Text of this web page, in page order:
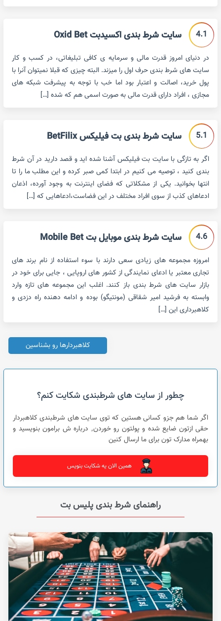
4.1 سایت شرط بندی اکسیدبت Oxid Bet
در دنیای امروز قدرت مالی و سرمایه ی کافی تبلیغاتی، در کسب و کار
سایت های شرط بندی حرف اول را میزند. البته چیزی که قبلا نمیتوان آنرا با
پول خرید، اصالت و اعتبار بود اما خب با توجه به پیشرفت شبکه های
مجازی ، افراد دارای قدرت مالی به صورت اسمی هم که شده […]
5.1 سایت شرط بندی بت فیلیکس BetFilix
اگر به تازگی با سایت بت فیلیکس آشنا شده اید و قصد دارید در آن شرط
بندی کنید ، توصیه می کنیم در ابتدا کمی صبر کرده و این مطلب ما را تا
انتها بخوانید. یکی از مشکلاتی که فضای اینترنت به وجود آورده، اذعان
ادعاهای کذب از سوی افراد مختلف در این فضاست،ادعاهایی که […]
4.6 سایت شرط بندی موبایل بت Mobile Bet
امروزه مجموعه های زیادی سعی دارند با سوء استفاده از نام برند های
تجاری معتبر یا ادعای نمایندگی از کشور های اروپایی ، جایی برای خود در
بازار سایت های شرط بندی باز کنند. اغلب این مجموعه های تازه وارد
وابسته به فرشید امیر شقاقی (مونتیگو) بوده و ادامه دهنده راه دزدی و
کلاهبرداری این […]
کلاهبردارها رو بشناسین
چطور از سایت های شرطبندی شکایت کنم؟
اگر شما هم جزو کسانی هستین که توی سایت های شرطبندی کلاهبردار
حقی ازتون ضایع شده و پولتون رو خوردن٬ درباره ش برامون بنویسید و
بهمراه مدارک تون برای ما ارسال کنین
همین الان یه شکایت بنویس
راهنمای شرط بندی پلیس بت